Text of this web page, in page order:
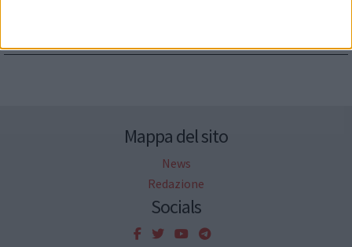
Mappa del sito
News
Redazione
Socials